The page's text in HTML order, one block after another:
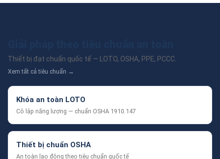
Thiết bị đạt chuẩn quốc tế — LOTO, OSHA, PPE, PCCC.
Xem tất cả tiêu chuẩn →
Khóa an toàn LOTO
Cô lập năng lượng — chuẩn OSHA 1910.147
Thiết bị chuẩn OSHA
An toàn lao động theo tiêu chuẩn quốc tế